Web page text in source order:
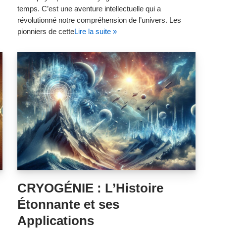
temps. C’est une aventure intellectuelle qui a
révolutionné notre compréhension de l’univers. Les
pionniers de cetteLire la suite »
CRYOGÉNIE : L’Histoire
Étonnante et ses
Applications